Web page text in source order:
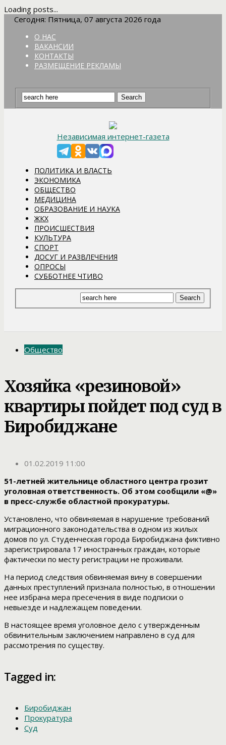
Loading posts...
Сегодня: Пятница, 07 августа 2026 года
О НАС
ВАКАНСИИ
КОНТАКТЫ
РАЗМЕЩЕНИЕ РЕКЛАМЫ
Независимая интернет-газета
ПОЛИТИКА И ВЛАСТЬ
ЭКОНОМИКА
ОБЩЕСТВО
МЕДИЦИНА
ОБРАЗОВАНИЕ И НАУКА
ЖКХ
ПРОИСШЕСТВИЯ
КУЛЬТУРА
СПОРТ
ДОСУГ И РАЗВЛЕЧЕНИЯ
ОПРОСЫ
СУББОТНЕЕ ЧТИВО
Общество
Хозяйка «резиновой»
квартиры пойдет под суд в
Биробиджане
01.02.2019 11:00
51-летней жительнице областного центра грозит
уголовная ответственность. Об этом сообщили «@»
в пресс-службе областной прокуратуры.
Установлено, что обвиняемая в нарушение требований
миграционного законодательства в одном из жилых
домов по ул. Студенческая города Биробиджана фиктивно
зарегистрировала 17 иностранных граждан, которые
фактически по месту регистрации не проживали.
На период следствия обвиняемая вину в совершении
данных преступлений признала полностью, в отношении
нее избрана мера пресечения в виде подписки о
невыезде и надлежащем поведении.
В настоящее время уголовное дело с утвержденным
обвинительным заключением направлено в суд для
рассмотрения по существу.
Tagged in:
Биробиджан
Прокуратура
Суд